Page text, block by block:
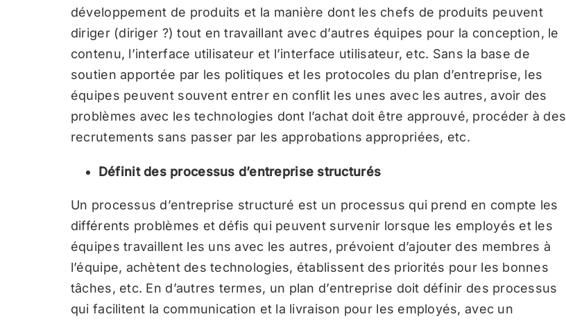
développement de produits et la manière dont les chefs de produits peuvent
diriger (diriger ?) tout en travaillant avec d’autres équipes pour la conception, le
contenu, l’interface utilisateur et l’interface utilisateur, etc. Sans la base de
soutien apportée par les politiques et les protocoles du plan d’entreprise, les
équipes peuvent souvent entrer en conflit les unes avec les autres, avoir des
problèmes avec les technologies dont l’achat doit être approuvé, procéder à des
recrutements sans passer par les approbations appropriées, etc.
Définit des processus d’entreprise structurés
Un processus d’entreprise structuré est un processus qui prend en compte les
différents problèmes et défis qui peuvent survenir lorsque les employés et les
équipes travaillent les uns avec les autres, prévoient d’ajouter des membres à
l’équipe, achètent des technologies, établissent des priorités pour les bonnes
tâches, etc. En d’autres termes, un plan d’entreprise doit définir des processus
qui facilitent la communication et la livraison pour les employés, avec un